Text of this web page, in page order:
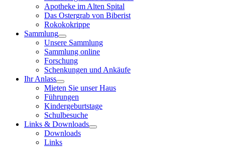
Apotheke im Alten Spital
Das Ostergrab von Biberist
Rokokokrippe
Sammlung
Unsere Sammlung
Sammlung online
Forschung
Schenkungen und Ankäufe
Ihr Anlass
Mieten Sie unser Haus
Führungen
Kindergeburtstage
Schulbesuche
Links & Downloads
Downloads
Links